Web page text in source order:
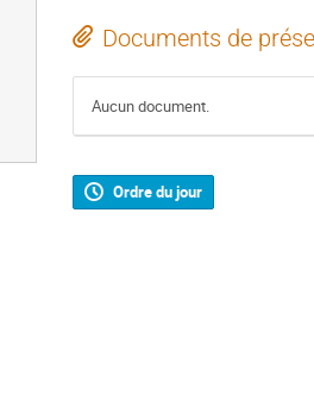
Documents de
Aucun document.
Ordre du jour